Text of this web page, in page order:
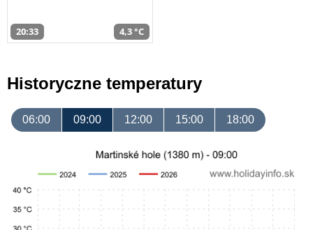
20:33 4,3 °C
Historyczne temperatury
06:00 09:00 12:00 15:00 18:00